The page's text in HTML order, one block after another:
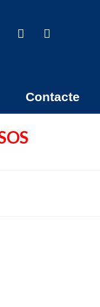
Contacte